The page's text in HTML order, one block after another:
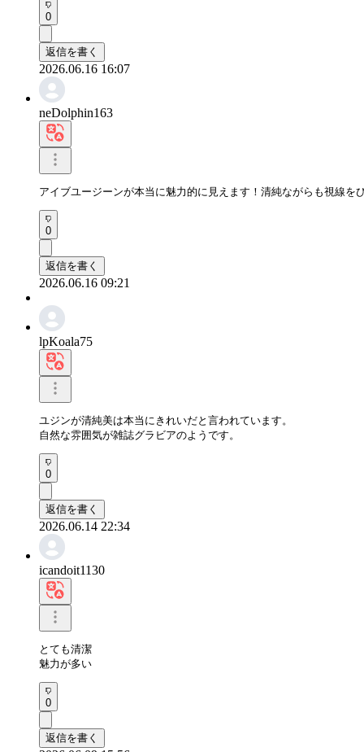
0
返信を書く
2026.06.16 16:07
neDolphin163
アイブユージーンが本当に魅力的に見えます！清純ながらも視線
0
返信を書く
2026.06.16 09:21
lpKoala75
ユジンが清純美は本当にきれいだと言われています。
自然な雰囲気が雑誌グラビアのようです。
0
返信を書く
2026.06.14 22:34
icandoit1130
とても清潔
魅力が多い
0
返信を書く